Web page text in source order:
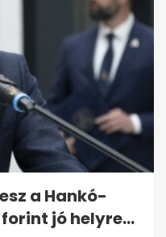
a Hankó-
jó helyre...